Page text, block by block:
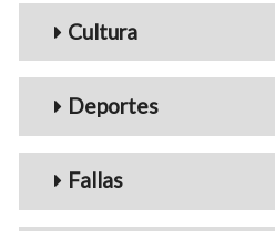
Cultura
Deportes
Fallas